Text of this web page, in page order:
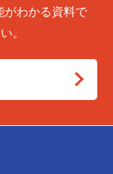
がわかる資料で
。